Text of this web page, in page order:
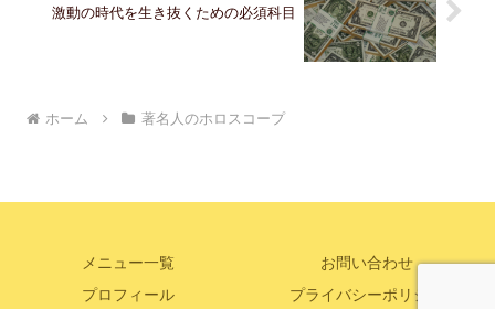
激動の時代を生き抜くための必須科目
ホーム 著名人のホロスコープ
メニュー一覧
お問い合わせ
プロフィール
プライバシーポリシー